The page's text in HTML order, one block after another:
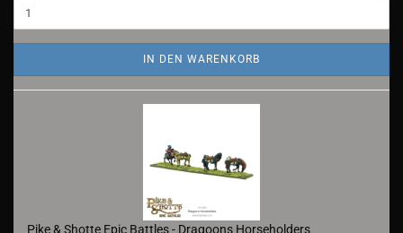
IN DEN WARENKORB
Pike & Shotte Epic Battles - Dragoons Horseholders